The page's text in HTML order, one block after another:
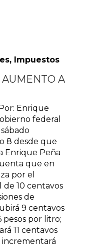
, Impuestos
A
Enrique
federal
8 desde que
Enrique Peña
que en
por el
10 centavos
de
9 centavos
pesos por litro;
11 centavos
incrementará